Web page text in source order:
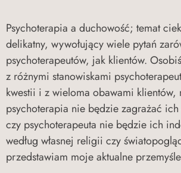
Psychoterapia a duchowość; temat
delikatny, wywołujący wiele pytań
psychoterapeutów, jak klientów.
z różnymi stanowiskami
kwestii i z wieloma obawami klientów,
psychoterapia nie będzie zagrażać
czy psychoterapeuta nie będzie ich
według własnej religii czy
przedstawiam moje aktualne